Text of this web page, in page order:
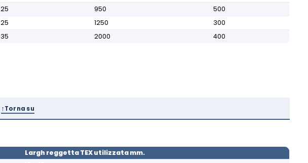
25 950
500
25 1250
300
35 2000 400
Torna su
Largh reggetta TEX utilizzata mm.